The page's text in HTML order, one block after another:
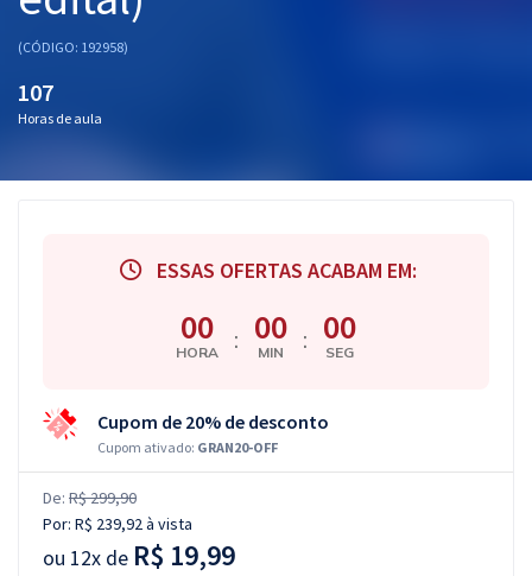
Aprovados
(CÓDIGO: 192958)
107
Horas de aula
ESSAS OFERTAS ACABAM EM:
00
HORA : 00
MIN : 00
SEG
Cupom de 20% de desconto
Cupom ativado: GRAN20-OFF
De: R$ 299,90
Por: R$ 239,92à vista
ou 12x de R$ 19,99